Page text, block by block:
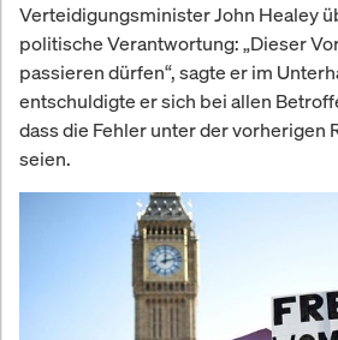
Verteidigungsminister John Healey
politische Verantwortung: „Dieser
passieren dürfen“, sagte er im
entschuldigte er sich bei allen
dass die Fehler unter der vorherigen
seien.